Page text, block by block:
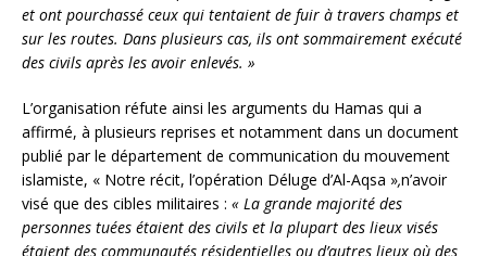
et ont pourchassé ceux qui tentaient de fuir à travers champs et
sur les routes. Dans plusieurs cas, ils ont sommairement exécuté
des civils après les avoir enlevés. »
L’organisation réfute ainsi les arguments du Hamas qui a
affirmé, à plusieurs reprises et notamment dans un document
publié par le département de communication du mouvement
islamiste, « Notre récit, l’opération Déluge d’Al-Aqsa »,n’avoir
visé que des cibles militaires : « La grande majorité des
personnes tuées étaient des civils et la plupart des lieux visés
étaient des communautés résidentielles ou d’autres lieux où des